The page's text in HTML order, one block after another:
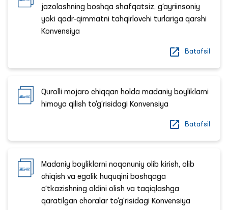
jazolashning boshqa shafqatsiz, g‘ayriinsoniy
yoki qadr-qimmatni tahqirlovchi turlariga qarshi
Konvensiya
Batafsil
Qurolli mojaro chiqqan holda madaniy boyliklarni
himoya qilish to‘g‘risidagi Konvensiya
Batafsil
Madaniy boyliklarni noqonuniy olib kirish, olib
chiqish va egalik huquqini boshqaga
o‘tkazishning oldini olish va taqiqlashga
qaratilgan choralar to‘g‘risidagi Konvensiya